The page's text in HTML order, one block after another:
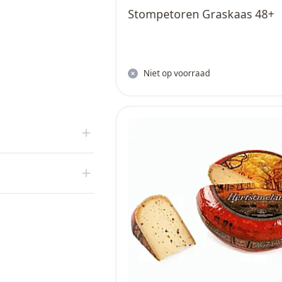
Stompetoren Graskaas 48+
Niet op voorraad